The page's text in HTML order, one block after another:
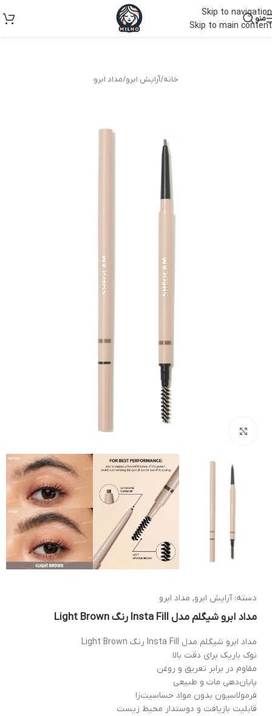
Skip to navigation
Skip to main content
منو
خانه/آرایش ابرو/مداد ابرو
دسته: آرایش ابرو, مداد ابرو
مداد ابرو شیگلم مدل Insta Fill رنگ Light Brown
مداد ابرو شیگلم مدل Insta Fill رنگ Light Brown
نوک باریک برای دقت بالا
مقاوم در برابر تعریق و روغن
پایان‌دهی مات و طبیعی
فرمولاسیون بدون مواد حساسیت‌زا
قابلیت بازیافت و دوستدار محیط زیست